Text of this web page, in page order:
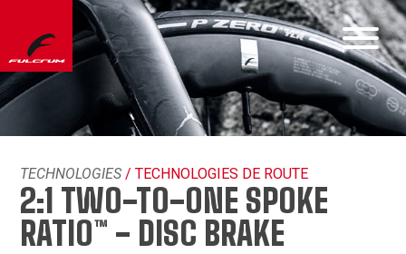
TECHNOLOGIES / TECHNOLOGIES DE ROUTE
2:1 TWO-TO-ONE SPOKE
RATIO™ - DISC BRAKE